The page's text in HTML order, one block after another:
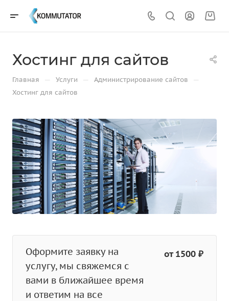
Хостинг для сайтов
Главная — Услуги — Администрирование сайтов —
Хостинг для сайтов
Оформите заявку на
услугу, мы свяжемся с
вами в ближайшее время
и ответим на все
от 1500 ₽